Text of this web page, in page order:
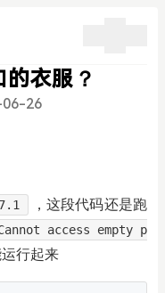
衣服？
06-26
7.1
，这段代码还是跑
access empty p
行起来